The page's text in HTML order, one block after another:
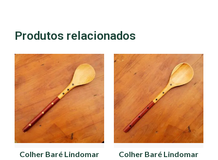
Produtos relacionados
Colher Baré Lindomar
Colher Baré Lindomar